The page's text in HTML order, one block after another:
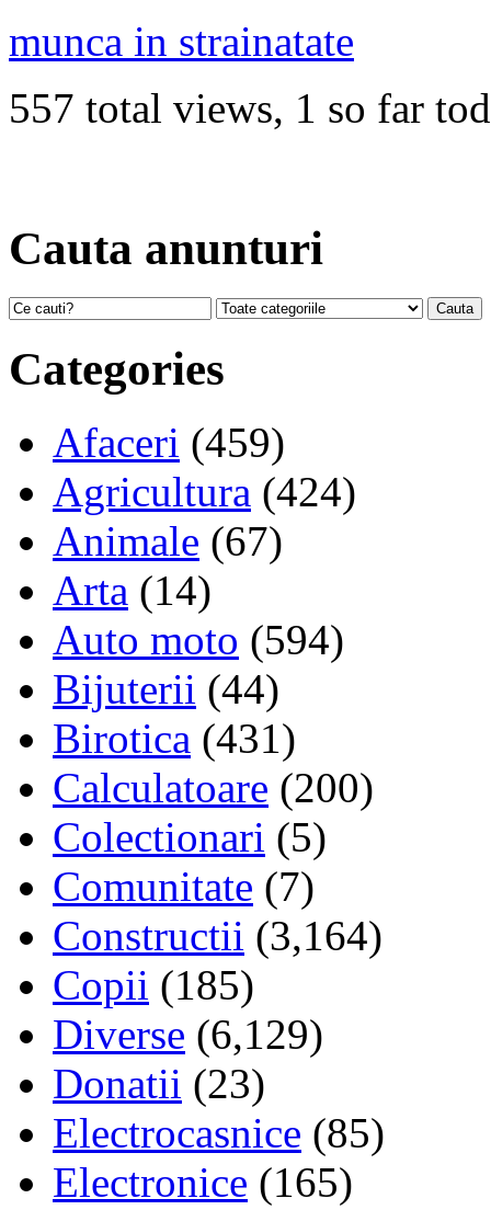
munca in strainatate
557 total views, 1 so far
Cauta anunturi
Categories
Afaceri (459)
Agricultura (424)
Animale (67)
Arta (14)
Auto moto (594)
Bijuterii (44)
Birotica (431)
Calculatoare (200)
Colectionari (5)
Comunitate (7)
Constructii (3,164)
Copii (185)
Diverse (6,129)
Donatii (23)
Electrocasnice (85)
Electronice (165)